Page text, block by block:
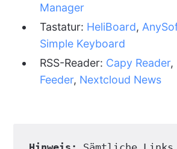
Manager
Tastatur: HeliBoard,
Simple Keyboard
RSS-Reader: Capy Reader,
Feeder, Nextcloud News